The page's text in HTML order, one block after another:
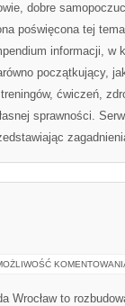
dobre
poświęcona tej
informacji, w
początkujący,
ćwiczeń,
sprawności.
Wrocław to